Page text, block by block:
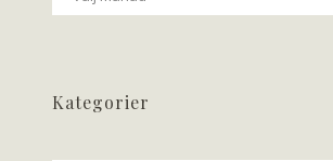
Kategorier